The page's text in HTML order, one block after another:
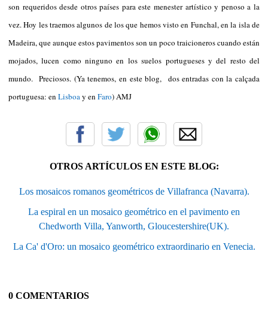
son requeridos desde otros países para este menester artístico y penoso a la
vez. Hoy les traemos algunos de los que hemos visto en Funchal, en la isla de
Madeira, que aunque estos pavimentos son un poco traicioneros cuando están
mojados, lucen como ninguno en los suelos portugueses y del resto del
mundo. Preciosos. (Ya tenemos, en este blog, dos entradas con la calçada
portuguesa: en Lisboay en Faro) AMJ
OTROS ARTÍCULOS EN ESTE BLOG:
Los mosaicos romanos geométricos de Villafranca (Navarra).
La espiral en un mosaico geométrico en el pavimento en
Chedworth Villa, Yanworth, Gloucestershire(UK).
La Ca' d'Oro: un mosaico geométrico extraordinario en Venecia.
0 COMENTARIOS